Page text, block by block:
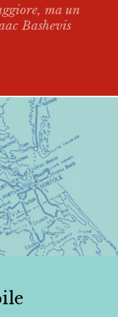
ma un
Bashevis